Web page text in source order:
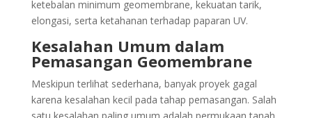
ketebalan minimum geomembrane, kekuatan tarik,
elongasi, serta ketahanan terhadap paparan UV.
Kesalahan Umum dalam
Pemasangan Geomembrane
Meskipun terlihat sederhana, banyak proyek gagal
karena kesalahan kecil pada tahap pemasangan. Salah
satu kesalahan paling umum adalah permukaan tanah